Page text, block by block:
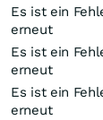
Es ist ein
erneut
Es ist ein
erneut
Es ist ein
erneut